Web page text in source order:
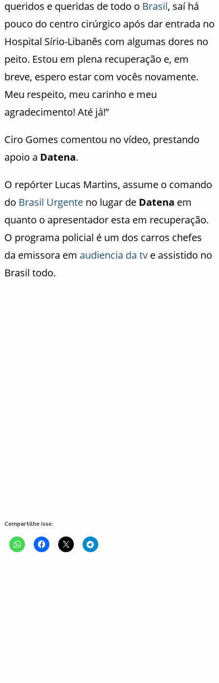
queridos e queridas de todo o Brasil, saí há
pouco do centro cirúrgico após dar entrada no
Hospital Sírio-Libanês com algumas dores no
peito. Estou em plena recuperação e, em
breve, espero estar com vocês novamente.
Meu respeito, meu carinho e meu
agradecimento! Até já!”
Ciro Gomes comentou no vídeo, prestando
apoio a Datena.
O repórter Lucas Martins, assume o comando
do Brasil Urgenteno lugar de Datena em
quanto o apresentador esta em recuperação.
O programa policial é um dos carros chefes
da emissora em audiencia da tve assistido no
Brasil todo.
Compartilhe isso: